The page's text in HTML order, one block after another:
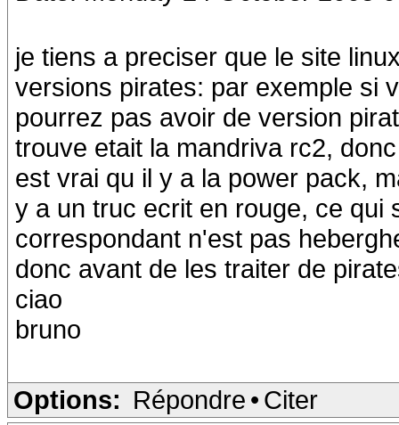
je tiens a preciser que le site
versions pirates: par exemple si
pourrez pas avoir de version
trouve etait la mandriva rc2,
est vrai qu il y a la power pack,
y a un truc ecrit en rouge, ce qui
correspondant n'est pas
donc avant de les traiter de
ciao
bruno
Options: Répondre • Citer